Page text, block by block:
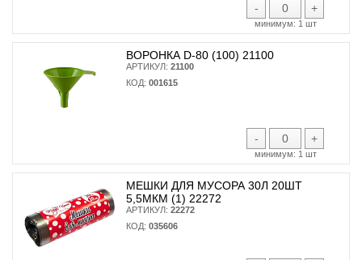
- +
минимум: 1 шт
ВОРОНКА D-80 (100) 21100
АРТИКУЛ: 21100
КОД: 001615
- +
минимум: 1 шт
МЕШКИ ДЛЯ МУСОРА 30Л 20ШТ
5,5МКМ (1) 22272
АРТИКУЛ: 22272
КОД: 035606